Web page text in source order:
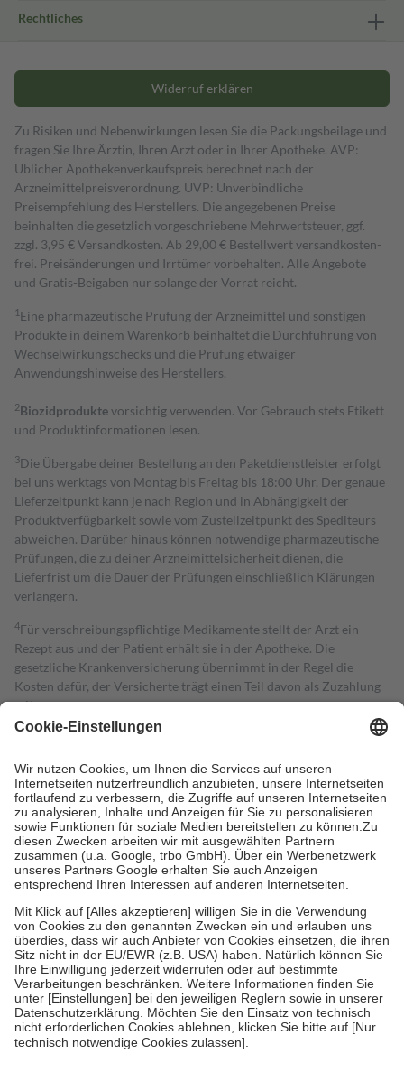
Rechtliches
Widerruf erklären
Zu Risiken und Nebenwirkungen lesen Sie die Packungsbeilage und
fragen Sie Ihre Ärztin, Ihren Arzt oder in Ihrer Apotheke. AVP:
Üblicher Apothekenverkaufspreis berechnet nach der
Arzneimittelpreisverordnung. UVP: Unverbindliche
Preisempfehlung des Herstellers. Die angegebenen Preise
beinhalten die gesetzlich vorgeschriebene Mehrwertsteuer, ggf.
zzgl. 3,95 € Versandkosten. Ab 29,00 € Bestell­wert versand­kosten­
frei. Preisänderungen und Irrtümer vorbehalten. Alle Angebote
und Gratis-Beigaben nur solange der Vorrat reicht.
1 Eine pharmazeutische Prüfung der Arzneimittel und sonstigen
Produkte in deinem Warenkorb beinhaltet die Durchführung von
Wechselwirkungschecks und die Prüfung etwaiger
Anwendungshinweise des Herstellers.
2Biozidproduktevorsichtig verwenden. Vor Gebrauch stets Etikett
und Produktinformationen lesen.
3Die Übergabe deiner Bestellung an den Paketdienstleister erfolgt
bei uns werktags von Montag bis Freitag bis 18:00 Uhr. Der genaue
Lieferzeitpunkt kann je nach Region und in Abhängigkeit der
Produktverfügbarkeit sowie vom Zustellzeitpunkt des Spediteurs
abweichen. Darüber hinaus können notwendige pharmazeutische
Prüfungen, die zu deiner Arzneimittelsicherheit dienen, die
Lieferfrist um die Dauer der Prüfungen einschließlich Klärungen
verlängern.
4Für verschreibungspflichtige Medikamente stellt der Arzt ein
Rezept aus und der Patient erhält sie in der Apotheke. Die
gesetzliche Krankenversicherung übernimmt in der Regel die
Kosten dafür, der Versicherte trägt einen Teil davon als Zuzahlung
mit.
Grundsätzlich leisten Mitglieder Zuzahlungen in Höhe von zehn
höchstens zehn Euro.
Es sind jedoch nie mehr als die tatsächlichen
Kosten der Leistung zu entrichten.
Diese Regeln gelten grundsätzlich auch für Online-Apotheken.
Bei Heilmitteln und häuslicher Krankenpflege beträgt die
Zuzahlung zehn Prozent der Kosten sowie zehn Euro je
Verordnung.
Um das Engagement der Versicherten für ihre eigene Gesundheit zu
stärken und die besondere Stellung der Familie zu unterstützen,
fallenkeine Zuzahlungenan bei:
• Kindern und Jugendlichen bis zum vollendeten 18. Lebensjahr
mit Ausnahme der Fahrkosten
• Untersuchungen zur Vorsorge und Früherkennung, die von der
GKV getragen werden
• empfohlenen Schutzimpfungen
• Harn- und Blutteststreifen